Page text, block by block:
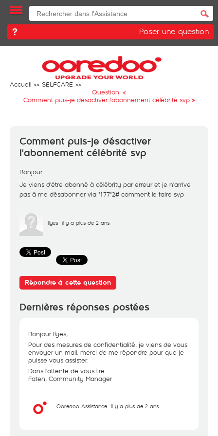
Poser une question
Accueil
SELFCARE
Question: «
Comment puis-je désactiver l'abonnement célébrité svp»
Comment puis-je désactiver
l'abonnement célébrité svp
Bonjour
Je viens d'être abonné à célébrity par erreur et je n'arrive
pas à me désabonner via *177*2# comment le faire svp
Ilyes il y a plus de 2 ans
Répondre à cette question
Dernières réponses postées
Bonjour Ilyes,
Pour des mesures de confidentialité, je viens de vous
envoyer un mail, merci de me répondre pour que je
puisse vous assister.
Dans l'attente de vous lire.
Faten, Community Manager
Ooredoo Assistance il y a plus de 2 ans